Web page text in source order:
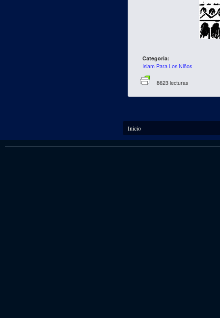
Categoria:
Islam Para Los Niños
8623 lecturas
Se encuentra usted aquí
Inicio